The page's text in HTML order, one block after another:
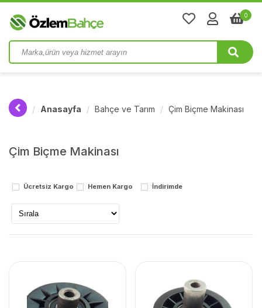
0
Anasayfa Bahçe ve Tarım Çim Biçme Makinası
Çim Biçme Makinası
Ücretsiz Kargo Hemen Kargo İndirimde